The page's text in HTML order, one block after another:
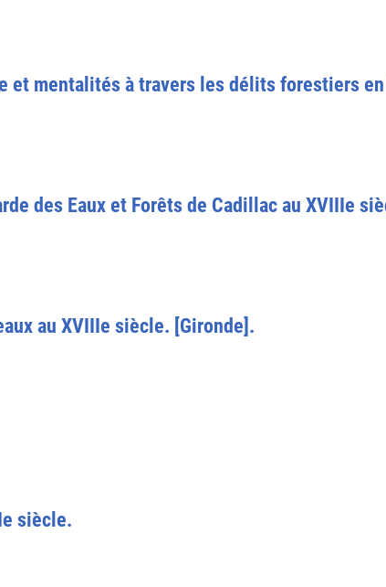
et mentalités à travers les délits forestiers en
des Eaux et Forêts de Cadillac au XVIIIe
au XVIIIe siècle. [Gironde].
siècle.